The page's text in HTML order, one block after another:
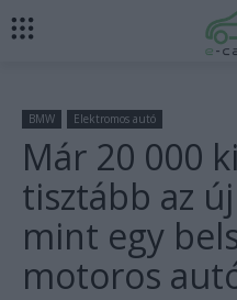
BMW Elektromos autó
Már 20 000
tisztább az
mint egy
motoros